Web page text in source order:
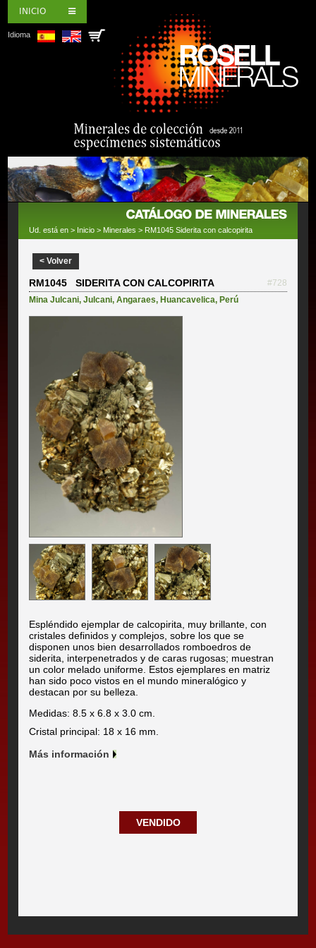
INICIO
Idioma
Ud. está en > Inicio > Minerales > RM1045 Siderita con calcopirita
< Volver
RM1045 SIDERITA CON CALCOPIRITA
#728
Mina Julcani,Julcani,Angaraes, Huancavelica, Perú
Espléndido ejemplar de calcopirita, muy brillante, con
cristales definidos y complejos, sobre los que se
disponen unos bien desarrollados romboedros de
siderita, interpenetrados y de caras rugosas; muestran
un color melado uniforme. Estos ejemplares en matriz
han sido poco vistos en el mundo mineralógico y
destacan por su belleza.
Medidas: 8.5 x 6.8 x 3.0 cm.
Cristal principal: 18 x 16 mm.
Más información
VENDIDO